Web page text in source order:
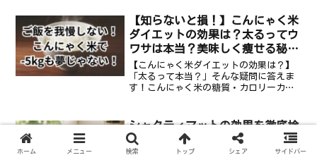
【知らないと損！】こんにゃく米
ダイエットの効果は？太るってウ
ワサは本当？美味しく痩せる秘密
を徹底解説！
【こんにゃく米ダイエットの効果は？】
「太るって本当？」そんな疑問に答えま
す！こんにゃく米の糖質・カロリーカッ
なく楽しく痩せる秘密がここに！
シャクティマットの効果を徹底検
証｜科学的根拠・デメリット・部
位別の使い方まとめ
ホーム メニュー 検索 トップ シェア サイドバー